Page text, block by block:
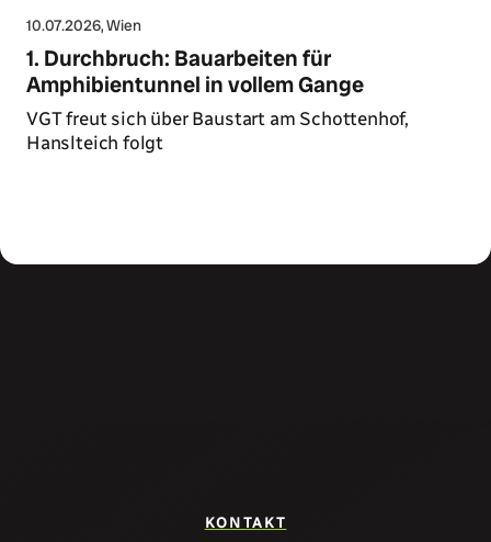
10.07.2026, Wien
1. Durchbruch: Bauarbeiten für
Amphibientunnel in vollem Gange
VGT freut sich über Baustart am Schottenhof,
Hanslteich folgt
KONTAKT